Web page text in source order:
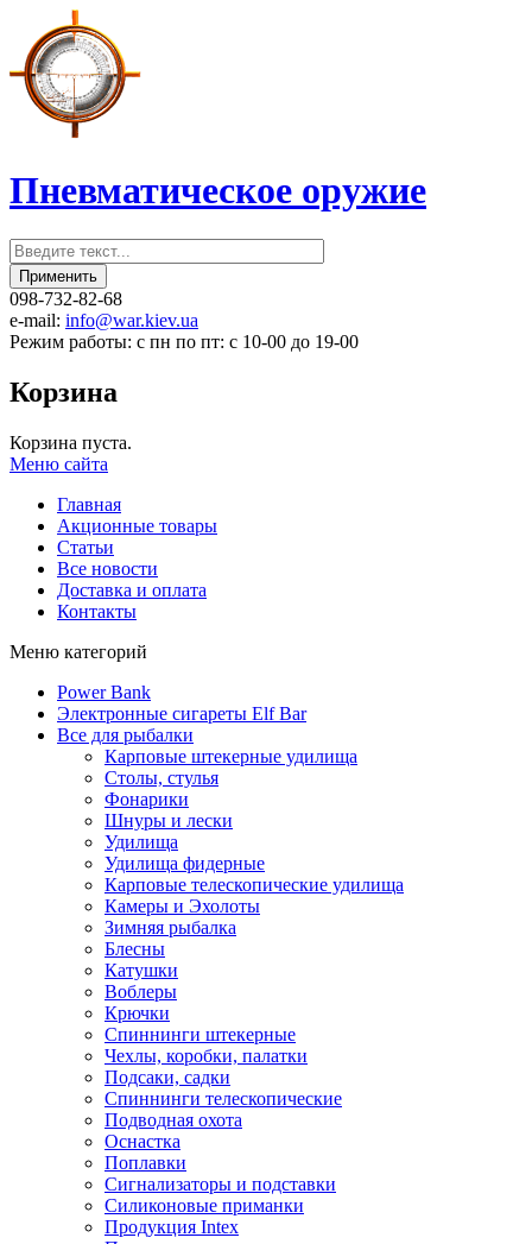
Пневматическое оружие
098-732-82-68
e-mail: info@war.kiev.ua
Режим работы: с пн по пт: с 10-00 до 19-00
Корзина
Корзина пуста.
Меню сайта
Главная
Акционные товары
Статьи
Все новости
Доставка и оплата
Контакты
Меню категорий
Power Bank
Электронные сигареты Elf Bar
Все для рыбалки
Карповые штекерные удилища
Столы, стулья
Фонарики
Шнуры и лески
Удилища
Удилища фидерные
Карповые телескопические удилища
Камеры и Эхолоты
Зимняя рыбалка
Блесны
Катушки
Воблеры
Крючки
Спиннинги штекерные
Чехлы, коробки, палатки
Подсаки, садки
Спиннинги телескопические
Подводная охота
Оснастка
Поплавки
Сигнализаторы и подставки
Силиконовые приманки
Продукция Intex